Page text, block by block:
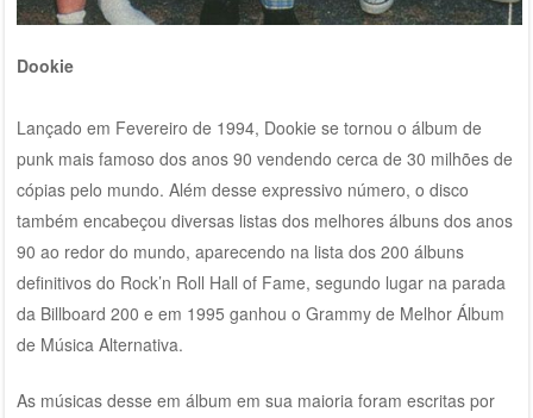
Dookie
Lançado em Fevereiro de 1994, Dookie se tornou o álbum de
punk mais famoso dos anos 90 vendendo cerca de 30 milhões de
cópias pelo mundo. Além desse expressivo número, o disco
também encabeçou diversas listas dos melhores álbuns dos anos
90 ao redor do mundo, aparecendo na lista dos 200 álbuns
definitivos do Rock’n Roll Hall of Fame, segundo lugar na parada
da Billboard 200 e em 1995 ganhou o Grammy de Melhor Álbum
de Música Alternativa.
As músicas desse em álbum em sua maioria foram escritas por